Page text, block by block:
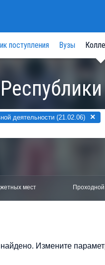
поступления Вузы
деятельности (21.02.06) ×
мест
Измените